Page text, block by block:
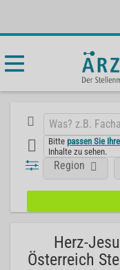
Bittepassen Sie
Inhalte zu sehen.
Region
Herz-
Österreich